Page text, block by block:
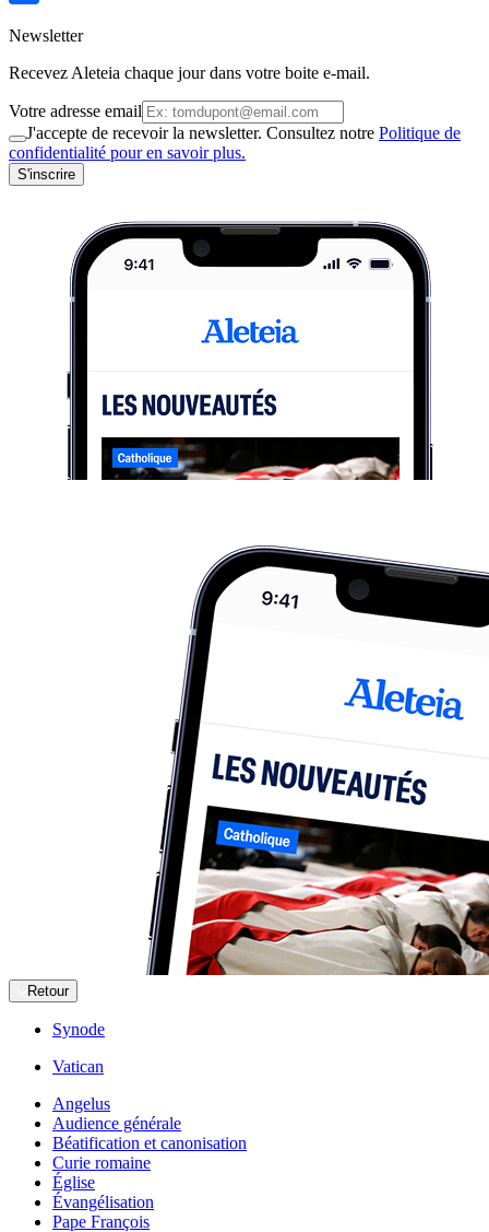
Newsletter
Recevez Aleteia chaque jour dans votre boite e-mail.
Votre adresse email
J'accepte de recevoir la newsletter. Consultez notre Politique de
confidentialité pour en savoir plus.
S'inscrire
Retour
Synode
Vatican
Angelus
Audience générale
Béatification et canonisation
Curie romaine
Église
Évangélisation
Pape François